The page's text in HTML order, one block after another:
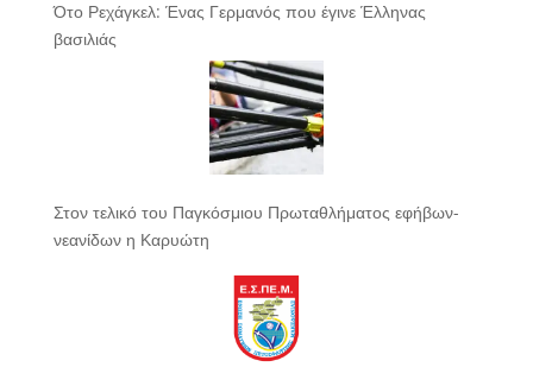
Ότο Ρεχάγκελ: Ένας Γερμανός που έγινε Έλληνας
βασιλιάς
Στον τελικό του Παγκόσμιου Πρωταθλήματος εφήβων-
νεανίδων η Καρυώτη